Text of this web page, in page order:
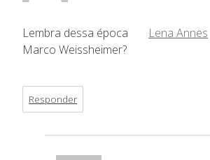
Lena Annes
Lembra dessa época
Marco Weissheimer?
Responder